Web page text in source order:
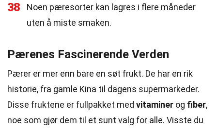
38
Noen pæresorter kan lagres i flere måneder
uten å miste smaken.
Pærenes Fascinerende Verden
Pærer er mer enn bare en søt frukt. De har en rik
historie, fra gamle Kina til dagens supermarkeder.
Disse fruktene er fullpakket med vitaminer og fiber,
noe som gjør dem til et sunt valg for alle. Visste du